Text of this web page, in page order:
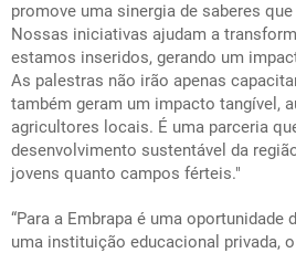
promove uma sinergia de saberes
Nossas iniciativas ajudam a
estamos inseridos, gerando um
As palestras não irão apenas
também geram um impacto tangível,
agricultores locais. É uma parceria
desenvolvimento sustentável da
jovens quanto campos férteis."
“Para a Embrapa é uma oportunidade
uma instituição educacional privada,